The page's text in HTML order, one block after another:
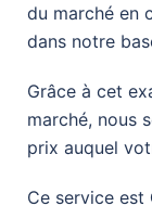
du marché en
dans notre
Grâce à cet
marché, nous
prix auquel
Ce service est